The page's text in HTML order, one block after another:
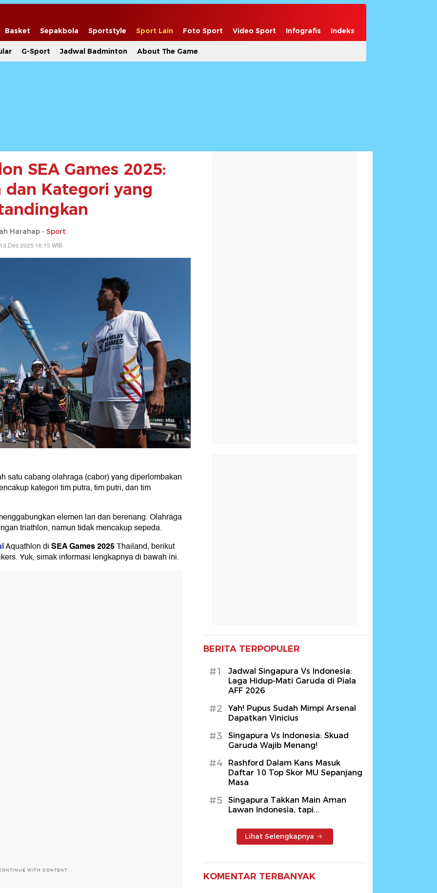
Basket Sepakbola Sportstyle Sport Lain Foto Sport Video Sport Infografis Indeks
G-Sport Jadwal Badminton About The Game
SEA Games 2025:
Kategori yang
Harahap - Sport
Des 2025 16:15 WIB
satu cabang olahraga (cabor) yang diperlombakan
kategori tim putra, tim putri, dan tim
elemen lari dan berenang. Olahraga
triathlon, namun tidak mencakup sepeda.
Aquathlon diSEA Games 2025Thailand, berikut
Yuk, simak informasi lengkapnya di bawah ini.
WITH CONTENT
BERITA TERPOPULER
#1
Jadwal Singapura Vs Indonesia:
Laga Hidup-Mati Garuda di Piala
AFF 2026
#2
Yah! Pupus Sudah Mimpi Arsenal
Dapatkan Vinicius
#3
Singapura Vs Indonesia: Skuad
Garuda Wajib Menang!
#4
Rashford Dalam Kans Masuk
Daftar 10 Top Skor MU Sepanjang
Masa
#5
Singapura Takkan Main Aman
Lawan Indonesia, tapi...
Lihat Selengkapnya
KOMENTAR TERBANYAK